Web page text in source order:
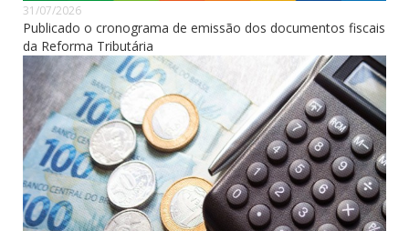
31/07/2026
Publicado o cronograma de emissão dos documentos fiscais
da Reforma Tributária